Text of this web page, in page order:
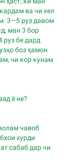
ва чи хел
3—5 руз давом
ман 3 бор
руз бе дард
боз ҳамон
чи кор кунам
ё не?
чавоб
хурди
сабаб дар чи